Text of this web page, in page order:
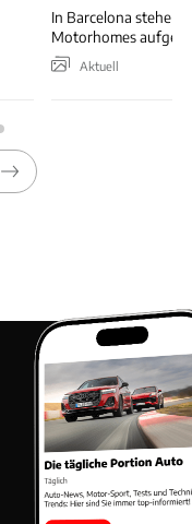
In Barcelona stehen
Motorhomes
Aktuell